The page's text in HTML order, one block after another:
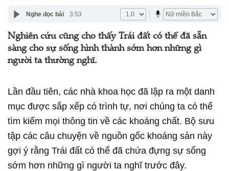
Nghe đọc bài 3:53
Nghiên cứu cũng cho thấy Trái đất có thể đã sẵn
sàng cho sự sống hình thành sớm hơn những gì
người ta thường nghĩ.
Lần đầu tiên, các nhà khoa học đã lập ra một danh
mục được sắp xếp có trình tự, nơi chúng ta có thể
tìm kiếm mọi thông tin về các khoáng chất. Bộ sưu
tập các câu chuyện về nguồn gốc khoáng sản này
gợi ý rằng Trái đất có thể đã chứa đựng sự sống
sớm hơn những gì người ta nghĩ trước đây.